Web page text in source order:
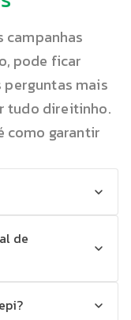
trabalhos
líquidos e
o produto
solda,
mais básica
e a visão
campanhas
pode ficar
mais
tudo direitinho.
como garantir
de